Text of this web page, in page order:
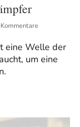
eine Welle der
um eine